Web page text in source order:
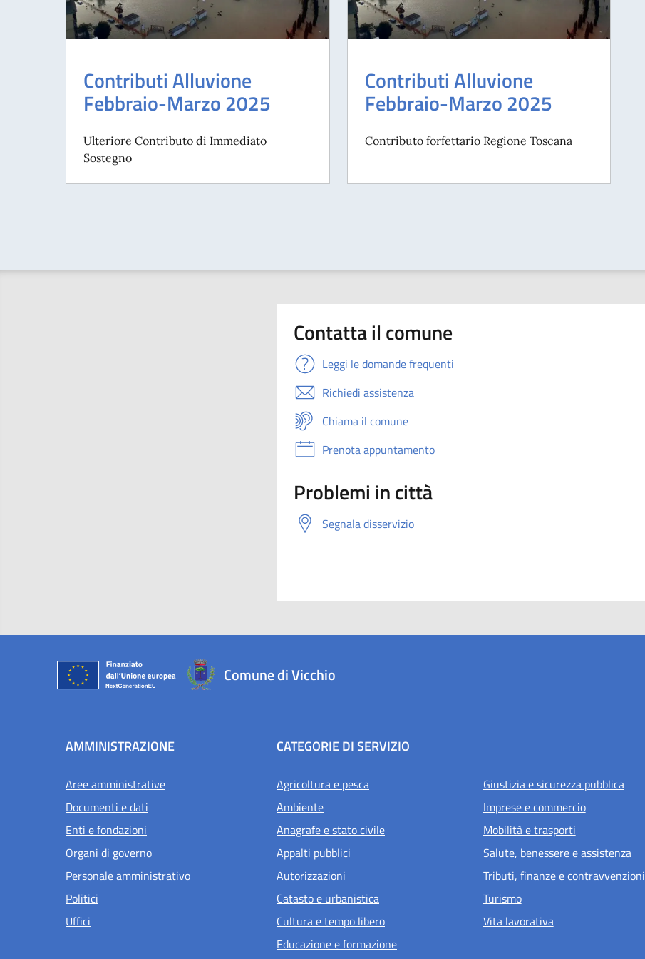
Contributi Alluvione
Febbraio-Marzo 2025
Ulteriore Contributo di Immediato
Sostegno
Contributi Alluvione
Febbraio-Marzo 2025
Contributo forfettario Regione Toscana
Contatta il comune
Leggi le domande frequenti
Richiedi assistenza
Chiama il comune
Prenota appuntamento
Problemi in città
Segnala disservizio
Comune di Vicchio
AMMINISTRAZIONE
Aree amministrative
Documenti e dati
Enti e fondazioni
Organi di governo
Personale amministrativo
Politici
Uffici
CATEGORIE DI SERVIZIO
Agricoltura e pesca
Ambiente
Anagrafe e stato civile
Appalti pubblici
Autorizzazioni
Catasto e urbanistica
Cultura e tempo libero
Educazione e formazione
Giustizia e sicurezza pubblica
Imprese e commercio
Mobilità e trasporti
Salute, benessere e assistenza
Tributi, finanze e contravvenzioni
Turismo
Vita lavorativa